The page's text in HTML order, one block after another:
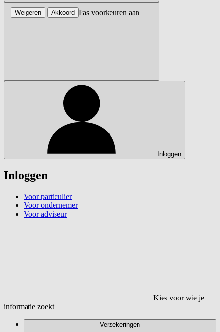
Inloggen
Inloggen
Voor particulier
Voor ondernemer
Voor adviseur
Kies voor wie je
informatie zoekt
Verzekeringen
Pas voorkeuren aan
Weigeren Akkoord